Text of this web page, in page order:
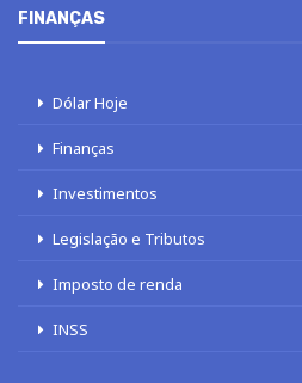
FINANÇAS
Dólar Hoje
Finanças
Investimentos
Legislação e Tributos
Imposto de renda
INSS